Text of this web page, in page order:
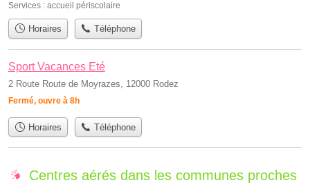
Services : accueil périscolaire
Horaires Téléphone
Sport Vacances Eté
2 Route Route de Moyrazes, 12000 Rodez
Fermé, ouvre à 8h
Horaires Téléphone
Centres aérés dans les communes proches